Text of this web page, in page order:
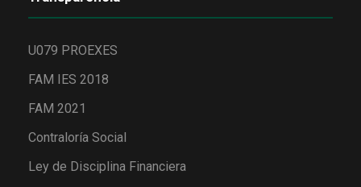
U079 PROEXES
FAM IES 2018
FAM 2021
Contraloría Social
Ley de Disciplina Financiera